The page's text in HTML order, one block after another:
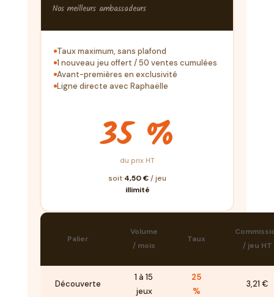
Nos meilleurs ambassadeurs
Taux maximum, sans plafond
1 nouveau jeu offert / 50 ventes cumulées
Avant-premières en exclusivité
Ligne directe avec Raphaëlle
35 %
du prix HT
soit 4,50 €/ jeu
illimité
Palier
Volume
/ mois
Taux
/ jeu HT
Découverte
1 à 15
jeux
25
%
3,21 €